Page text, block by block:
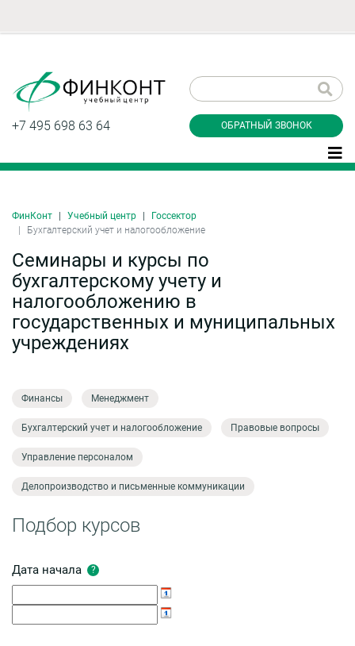
+7 495 698 63 64 ОБРАТНЫЙ ЗВОНОК
ФинКонт Учебный центр
Госсектор
Бухгалтерский учет и налогообложение
Семинары и курсы по
бухгалтерскому учету и
налогообложению в
государственных и муниципальных
учреждениях
Финансы Менеджмент
Бухгалтерский учет и налогообложение Правовые вопросы
Управление персоналом
Делопроизводство и письменные коммуникации
Подбор курсов
Дата начала ?
звонок
Даю согласие на обработку персональных
данные и соглашаюсь с
конфиденциальности
Заказать